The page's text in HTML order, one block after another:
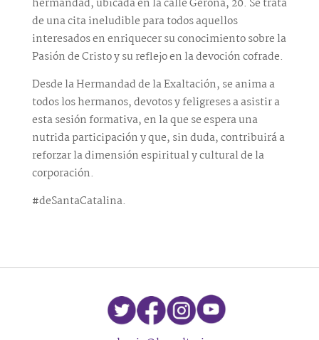
hermandad, ubicada en la calle Gerona, 20. Se trata
de una cita ineludible para todos aquellos
interesados en enriquecer su conocimiento sobre la
Pasión de Cristo y su reflejo en la devoción cofrade.
Desde la Hermandad de la Exaltación, se anima a
todos los hermanos, devotos y feligreses a asistir a
esta sesión formativa, en la que se espera una
nutrida participación y que, sin duda, contribuirá a
reforzar la dimensión espiritual y cultural de la
corporación.
#deSantaCatalina.